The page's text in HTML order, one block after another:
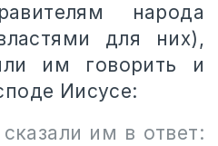
народа
для них),
им говорить и
Иисусе:
им в ответ: